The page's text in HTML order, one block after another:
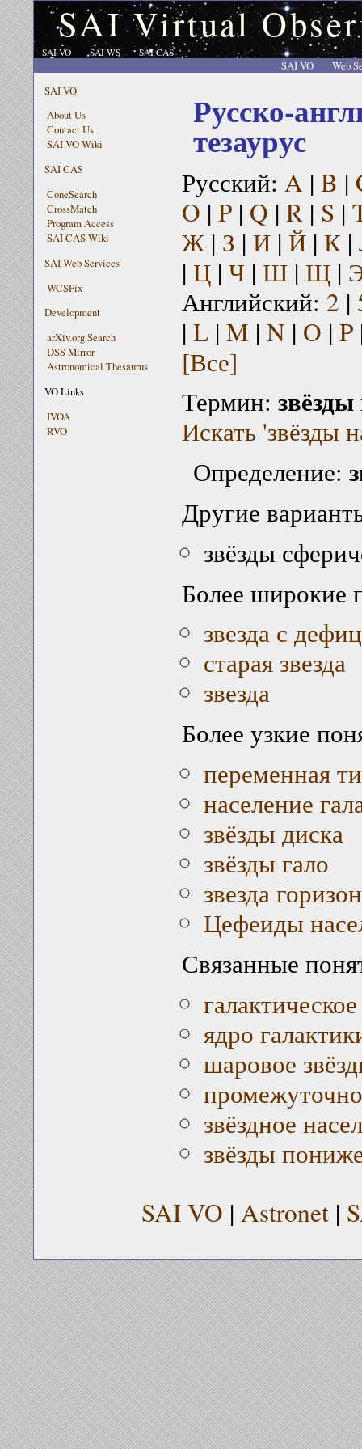
SAI Virtual
SAI VO SAI WS SAI CAS
SAI VO
Web
SAI VO
About Us
Contact Us
SAI VO Wiki
SAI CAS
ConeSearch
CrossMatch
Program Access
SAI CAS Wiki
SAI Web Services
WCSFix
Development
arXiv.org Search
DSS Mirror
Astronomical Thesaurus
VO Links
IVOA
RVO
Русско-
тезаурус
Русский: A | B |
O | P| Q | R| S |
Ж| З | И| Й| К|
| Ц| Ч| Ш| Щ|
Английский: 2 |
| L| M | N | O | P
[Все]
Термин:
Искать 'звёзды
Определение:
Другие
звёзды
Более широкие
звезда с
старая звезда
звезда
Более узкие
переменная
население
звёзды диска
звёзды гало
звезда
Цефеиды
Связанные
ядро
шаровое
звёздное
звёзды
SAI VO | Astronet |